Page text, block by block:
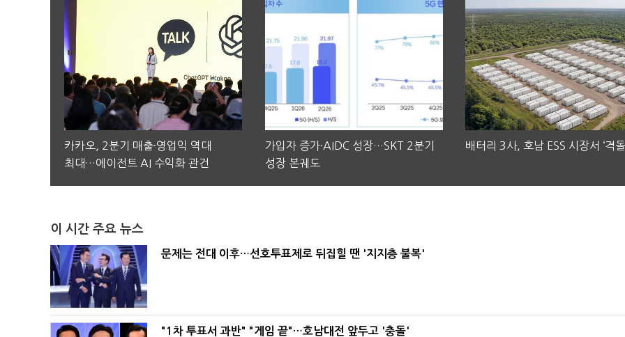
카카오, 2분기 매출·영업익 역대
최대…에이전트 AI 수익화 관건
가입자 증가·AIDC 성장…SKT 2분기
성장 본궤도
배터리 3사, 호남 ESS 시장서 ‘격돌
이 시간 주요 뉴스
문제는 전대 이후…선호투표제로 뒤집힐 땐 '지지층 불복'
"1차 투표서 과반" "게임 끝"…호남대전 앞두고 '충돌'